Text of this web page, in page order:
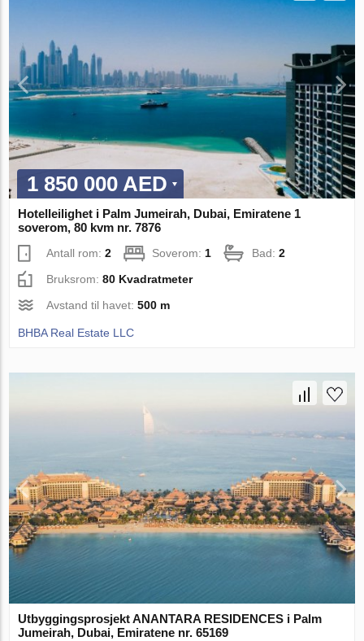
1 850 000 AED
Hotelleilighet i Palm Jumeirah, Dubai, Emiratene 1
soverom, 80 kvm nr. 7876
Antall rom:2 Soverom:1 Bad:2
Bruksrom:80 Kvadratmeter
Avstand til havet:500 m
BHBA Real Estate LLC
Utbyggingsprosjekt ANANTARA RESIDENCES i Palm
Jumeirah, Dubai, Emiratene nr. 65169